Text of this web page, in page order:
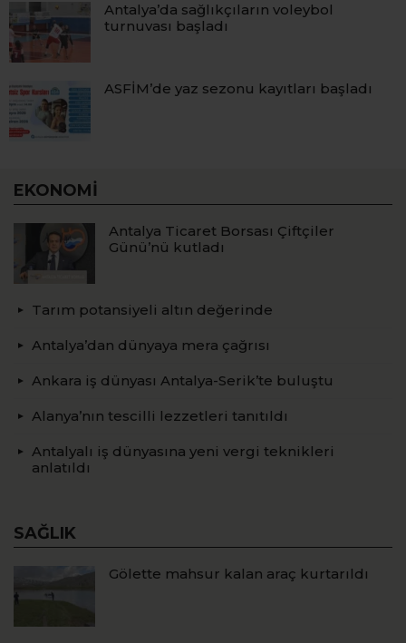
Antalya’da sağlıkçıların voleybol
turnuvası başladı
ASFİM’de yaz sezonu kayıtları başladı
EKONOMI
Antalya Ticaret Borsası Çiftçiler
Günü’nü kutladı
Tarım potansiyeli altın değerinde
Antalya’dan dünyaya mera çağrısı
Ankara iş dünyası Antalya-Serik’te buluştu
Alanya’nın tescilli lezzetleri tanıtıldı
Antalyalı iş dünyasına yeni vergi teknikleri
anlatıldı
SAĞLIK
Gölette mahsur kalan araç kurtarıldı